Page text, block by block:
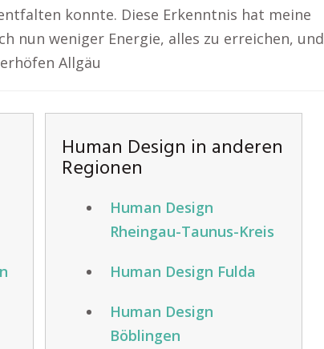
konnte. Diese Erkenntnis hat meine
nun weniger Energie, alles zu erreichen, und
Allgäu
Human Design in anderen
Regionen
Human Design
Rheingau-Taunus-Kreis
Human Design Fulda
Human Design
Böblingen